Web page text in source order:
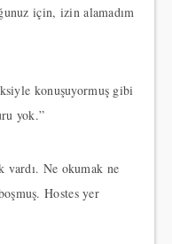
için, izin alamadım
konuşuyormuş gibi
yok.”
vardı. Ne okumak ne
Hostes yer